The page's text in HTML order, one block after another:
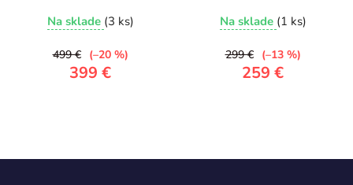
Na sklade (3 ks)
399 €
499 € (–20 %)
Na sklade (1 ks)
259 €
299 € (–13 %)